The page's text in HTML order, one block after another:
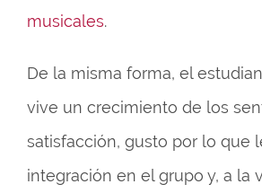
musicales.
De la misma forma, el
vive un crecimiento de los
satisfacción, gusto por lo que
integración en el grupo y, a la